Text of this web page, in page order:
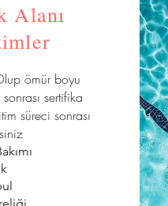
Alanı
ömür boyu
sertifika
süreci sonrası